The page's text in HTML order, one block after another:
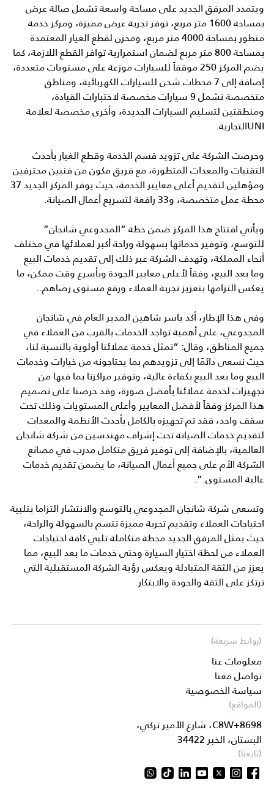
ويتمدد المرفق الجديد على مساحة واسعة تشمل صالة عرض
بمساحة 1600 متر مربع، توفر تجربة عرض مميزة، ومركز خدمة
متطور بمساحة 4000 متر مربع، ومخزن لقطع الغيار المعتمدة
بمساحة 800 متر مربع لضمان استمرارية توافر القطع اللازمة، كما
يضم المركز 250 موقفاً للسيارات موزعة على مستويات متعددة،
إضافة إلى 7 محطات شحن للسيارات الكهربائية، ومناطق
متخصصة تشمل 9 سيارات مخصصة لاختبارات القيادة،
ومنطقتين لتسليم السيارات الجديدة، وأخرى مخصصة لعلامة
UNIالتجارية.
وحرصت الشركة على تزويد قسم الخدمة وقطع الغيار بأحدث
التقنيات والمعدات المتطورة، مع فريق مكون من فنيين محترفين
ومؤهلين لتقديم أعلى معايير الخدمة، حيث يوفر المركز الجديد 37
محطة عمل متخصصة، و33 رافعة لتسريع أعمال الصيانة.
ويأتي افتتاح هذا المركز ضمن خطة “المجدوعي شانجان”
للتوسع، وتوفير خدماتها بسهولة وراحة أكبر لعملائها في مختلف
أنحاء المملكة، وتهدف الشركة عبر ذلك إلى تقديم خدمات البيع
وما بعد البيع، وفقاً لأعلى معايير الجودة وبأسرع وقت ممكن، ما
يعكس التزامها بتعزيز تجربة العملاء ورفع مستوى رضاهم..
وفي هذا الإطار، أكد ياسر شاهين المدير العام في شانجان
المجدوعي، على أهمية تواجد الخدمات بالقرب من العملاء في
جميع المناطق، وقال: “تمثل خدمة عملائنا أولوية بالنسبة لنا،
حيث نسعى دائمًا إلى تزويدهم بما يحتاجونه من خيارات وخدمات
البيع وما بعد البيع بكفاءة عالية، وتوفير مراكزنا بما فيها من
تجهيزات لخدمة عملائنا بأفضل صورة، وقد حرصنا على تصميم
هذا المركز وفقاً لأفضل المعايير وأعلى المستويات وذلك تحت
سقف واحد، فقد تم تجهيزه بالكامل بأحدث الأنظمة والمعدات
لتقديم خدمات الصيانة تحت إشراف مهندسين من شركة شانجان
العالمية، بالإضافة إلى توفير فريق متكامل مدرب في مصانع
الشركة الأم على جميع أعمال الصيانة، ما يضمن تقديم خدمات
عالية المستوى.”.
وتسعى شركة شانجان المجدوعي بالتوسع والانتشار التزاما بتلبية
احتياجات العملاء وتقديم تجربة مميزة تتسم بالسهولة والراحة،
حيث يمثل المرفق الجديد محطة متكاملة تلبي كافة احتياجات
العملاء من لحظة اختيار السيارة وحتى خدمات ما بعد البيع، مما
يعزز من الثقة المتبادلة ويعكس رؤية الشركة المستقبلية التي
ترتكز على الثقة والجودة والابتكار.
(روابط سريعة)
معلومات عنا
تواصل معنا
سياسة الخصوصية
(المواقع)
8698+C8W، شارع الأمير تركي،
البستان، الخبر 34422
(تابعنا)